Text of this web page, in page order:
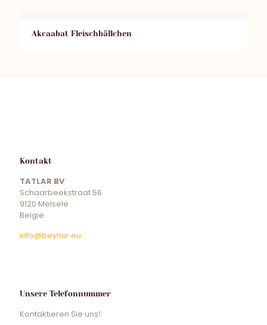
Akcaabat Fleischbällchen
Kontakt
TATLAR BV
Schaarbeekstraat 56
9120 Melsele
Belgie
info@beynur.eu
Unsere Telefonnummer
Kontaktieren Sie uns!: